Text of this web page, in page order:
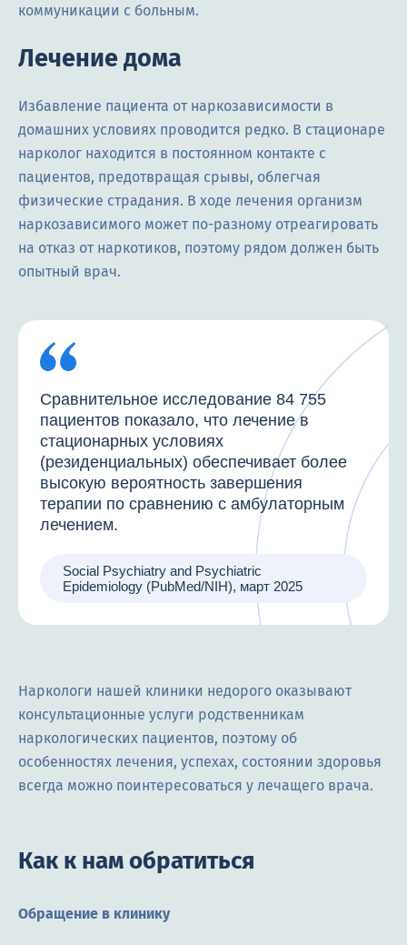
коммуникации с больным.
Лечение дома
Избавление пациента от наркозависимости в
домашних условиях проводится редко. В стационаре
нарколог находится в постоянном контакте с
пациентов, предотвращая срывы, облегчая
физические страдания. В ходе лечения организм
наркозависимого может по-разному отреагировать
на отказ от наркотиков, поэтому рядом должен быть
опытный врач.
Сравнительное исследование 84 755
пациентов показало, что лечение в
стационарных условиях
(резиденциальных) обеспечивает более
высокую вероятность завершения
терапии по сравнению с амбулаторным
лечением.
Social Psychiatry and Psychiatric
Epidemiology (PubMed/NIH), март 2025
Наркологи нашей клиники недорого оказывают
консультационные услуги родственникам
наркологических пациентов, поэтому об
особенностях лечения, успехах, состоянии здоровья
всегда можно поинтересоваться у лечащего врача.
Как к нам обратиться
Обращение в клинику